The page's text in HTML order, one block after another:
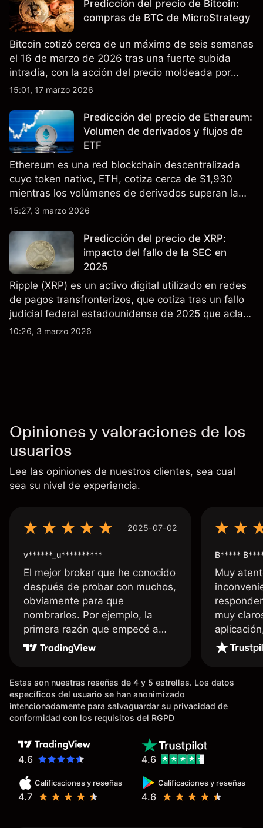
Predicción del precio de Bitcoin:
compras de BTC de MicroStrategy
Bitcoin cotizó cerca de un máximo de seis semanas
el 16 de marzo de 2026 tras una fuerte subida
intradía, con la acción del precio moldeada por
tensión geopolítica, liquidaciones de posiciones
15:01, 17 marzo 2026
Predicción del precio de Ethereum:
Volumen de derivados y flujos de
ETF
Ethereum es una red blockchain descentralizada
cuyo token nativo, ETH, cotiza cerca de $1,930
mientras los volúmenes de derivados superan la
actividad spot y los ETF spot de Ethereum registran
pasado no es un indicador fiable de resultados
futuros.
15:27, 3 marzo 2026
Predicción del precio de XRP:
impacto del fallo de la SEC en
2025
Ripple (XRP) es un activo digital utilizado en redes
de pagos transfronterizos, que cotiza tras un fallo
judicial federal estadounidense de 2025 que aclaró
que las ventas minoristas de XRP en exchanges
10:26, 3 marzo 2026
Opiniones y valoraciones de los
usuarios
Lee las opiniones de nuestros clientes, sea cual
sea su nivel de experiencia.
2025-07-02
v******_u**********
El mejor broker que he conocido
después de probar con muchos,
obviamente para que
nombrarlos. Por ejemplo, la
primera razón que empecé a
usar Capital fue la llegada de mi
existentes en el mercado que
tardan días o tienen mucha
burocracia; y la segunda razón,
hecho de operar en un mercado
determinado, debido a los
Mientras más activo seas, más
dinero te reembolsa. Muchas
B*****
Muy
muy
Estas son nuestras reseñas de 4 y 5 estrellas. Los datos
específicos del usuario se han anonimizado
intencionadamente para salvaguardar su privacidad de
conformidad con los requisitos del RGPD
4.6
Calificaciones y reseñas
4.7
Calificaciones y reseñas
4.6
4.6